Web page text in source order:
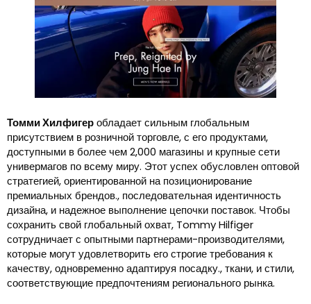
Томми Хилфигеробладает сильным глобальным
присутствием в розничной торговле, с его продуктами,
доступными в более чем 2,000 магазины и крупные сети
универмагов по всему миру. Этот успех обусловлен оптовой
стратегией, ориентированной на позиционирование
премиальных брендов., последовательная идентичность
дизайна, и надежное выполнение цепочки поставок. Чтобы
сохранить свой глобальный охват, Tommy Hilfiger
сотрудничает с опытными партнерами-производителями,
которые могут удовлетворить его строгие требования к
качеству, одновременно адаптируя посадку., ткани, и стили,
соответствующие предпочтениям регионального рынка.